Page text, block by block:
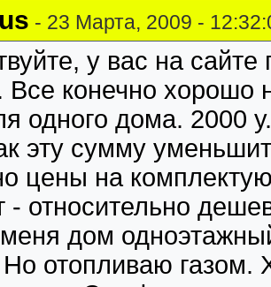
- 23 Марта, 2009 -
у вас на
Все конечно хорошо
одного дома. 2000
эту сумму
цены на
- относительно
дом
отопливаю газом.